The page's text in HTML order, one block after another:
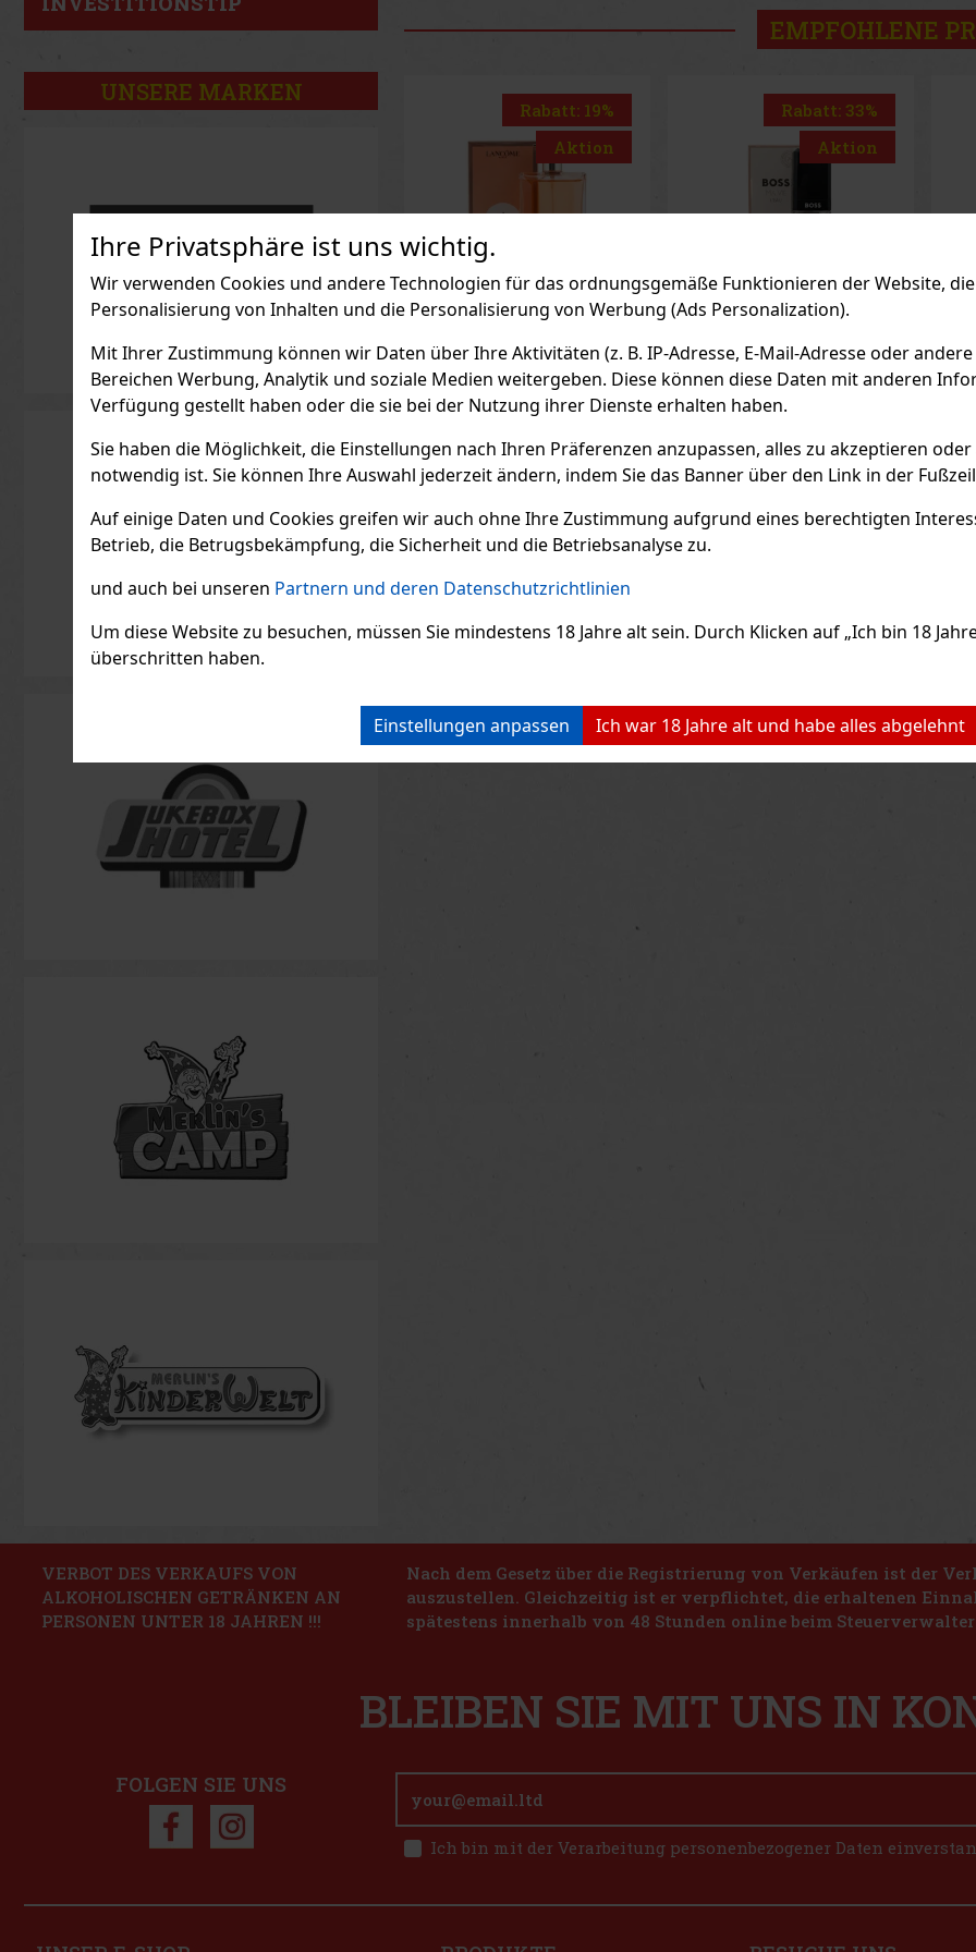
Ihre Privatsphäre ist uns wichtig.
Wir verwenden Cookies und andere Technologien für das ordnungsgemäße Funktionieren der Website,
Personalisierung von Inhalten und die Personalisierung von Werbung (Ads Personalization).
Mit Ihrer Zustimmung können wir Daten über Ihre Aktivitäten (z. B. IP-Adresse, E-Mail-Adresse oder
Bereichen Werbung, Analytik und soziale Medien weitergeben. Diese können diese Daten mit anderen
Verfügung gestellt haben oder die sie bei der Nutzung ihrer Dienste erhalten haben.
Sie haben die Möglichkeit, die Einstellungen nach Ihren Präferenzen anzupassen, alles zu akzeptieren
notwendig ist. Sie können Ihre Auswahl jederzeit ändern, indem Sie das Banner über den Link in der
Auf einige Daten und Cookies greifen wir auch ohne Ihre Zustimmung aufgrund eines berechtigten
Betrieb, die Betrugsbekämpfung, die Sicherheit und die Betriebsanalyse zu.
und auch bei unseren Partnern und deren Datenschutzrichtlinien
Um diese Website zu besuchen, müssen Sie mindestens 18 Jahre alt sein. Durch Klicken auf „Ich bin 18
überschritten haben.
Einstellungen anpassen Ich war 18 Jahre alt und habe alles abgelehnt
UNSERE MARKEN
EMPFOHLENE
Rabatt: 33%
Aktion
Hugo Boss Ma Vie
L'Eau EdT 50 ml
(> 5 st)
Hugo Boss Ma Vie L’Eau ist
eine frische und optimistische
Interpretation des ikonischen
der Ruhe, Freude und
Leichtigkeit eines
Frühlingsmorgens einfängt.
Dieses Eau de Toilette ist
dem sich
16.45€ ohne VAT 19.90 €
Bestellen
Rabatt: 23%
Aktion
Lattafa Yara EdP 100
ml
Lattafa Yara ist ein Eau de
Parfum für Damen, das durch
seine süße, cremige und
verzaubert. Der Duft wirkt zart
und verspielt, hinterlässt aber
gleichzeitig einen markanten
und lang anhaltenden
18.93€ ohne VAT 22.90 €
VERBOT DES VERKAUFS VON
ALKOHOLISCHEN GETRÄNKEN AN
PERSONEN UNTER 18 JAHREN !!!
Nach dem Gesetz über die Registrierung von Verkäufen ist der
auszustellen. Gleichzeitig ist er verpflichtet, die erhaltenen
spätestens innerhalb von 48 Stunden online beim
BLEIBEN SIE MIT UNS IN
FOLGEN SIE UNS
Ich bin mit der Verarbeitung personenbezogener Daten